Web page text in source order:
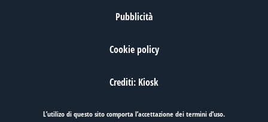
Pubblicità
Cookie policy
Crediti: Kiosk
L’utilizo di questo sito comporta l’accettazione deitermini d’uso.